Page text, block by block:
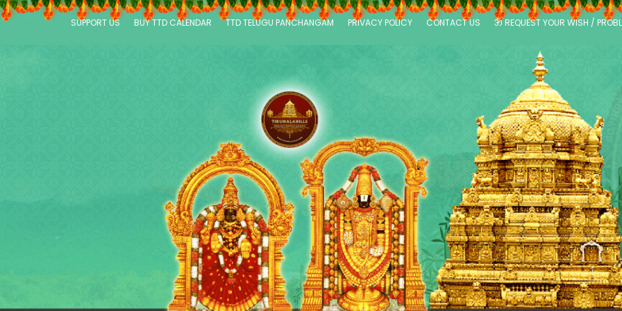
SUPPORT US BUY TTD CALENDAR TTD TELUGU PANCHANGAM PRIVACY POLICY CONTACT US ॐ REQUEST YOUR WISH /